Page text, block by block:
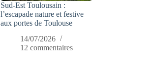
Sud-Est Toulousain :
l’escapade nature et festive
aux portes de Toulouse
14/07/2026
12 commentaires